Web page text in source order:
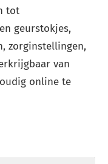
tot
geurstokjes,
zorginstellingen,
van
online te